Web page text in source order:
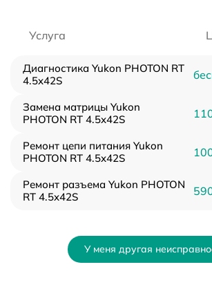
Услуга
Диагностика Yukon PHOTON RT
4.5x42S
Замена матрицы Yukon
PHOTON RT 4.5x42S
Ремонт цепи питания Yukon
PHOTON RT 4.5x42S
Ремонт разъема Yukon PHOTON
RT 4.5x42S
У меня другая